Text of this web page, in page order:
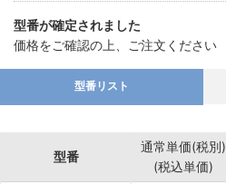
・金属製品などの表面検査など。
型番が確定されました
価格をご確認の上、ご注文ください
型番リスト
型番
通常単価(税別)
(税込単価)